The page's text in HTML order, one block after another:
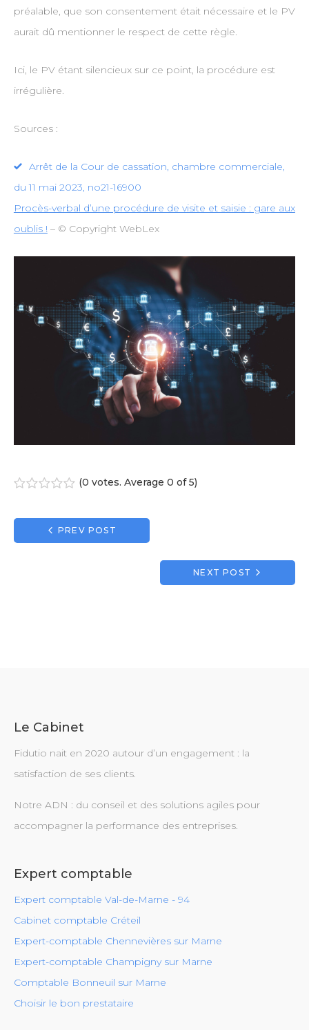
préalable, que son consentement était nécessaire et le PV
aurait dû mentionner le respect de cette règle.
Ici, le PV étant silencieux sur ce point, la procédure est
irrégulière.
Sources :
Arrêt de la Cour de cassation, chambre commerciale,
du 11 mai 2023, no21-16900
Procès-verbal d’une procédure de visite et saisie : gare aux
oublis !– © Copyright WebLex
(0 votes. Average 0 of 5)
Navigation
de
PREV POST
NEXT POST
Le Cabinet
Fidutio nait en 2020 autour d’un engagement : la
satisfaction de ses clients.
Notre ADN : du conseil et des solutions agiles pour
accompagner la performance des entreprises.
Expert comptable
Expert comptable Val-de-Marne - 94
Cabinet comptable Créteil
Expert-comptable Chennevières sur Marne
Expert-comptable Champigny sur Marne
Comptable Bonneuil sur Marne
Choisir le bon prestataire